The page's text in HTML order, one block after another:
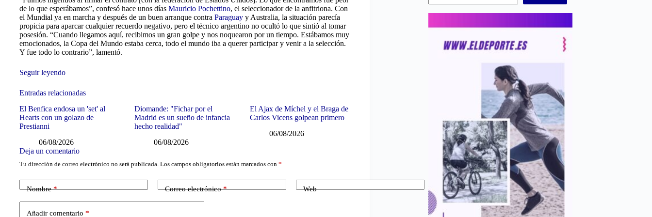
de lo que esperábamos”, confesó hace unos días Mauricio Pochettino, el seleccionador de la anfitriona. Con
el Mundial ya en marcha y después de un buen arranque contra Paraguay y Australia, la situación parecía
propicia para aparcar cualquier recuerdo negativo, pero el técnico argentino no ocultó lo que sintió al tomar
posesión. “Cuando llegamos aquí, recibimos un gran golpe y nos noquearon por un tiempo. Estábamos muy
emocionados, la Copa del Mundo estaba cerca, todo el mundo iba a querer participar y venir a la selección.
Y fue todo lo contrario”, lamentó.
Seguir leyendo
Entradas relacionadas
El Benfica endosa un 'set' al
Hearts con un golazo de
Prestianni
06/08/2026
Diomande: "Fichar por el
Madrid es un sueño de infancia
hecho realidad"
06/08/2026
El Ajax de Míchel y el Braga de
Carlos Vicens golpean primero
06/08/2026
Deja un comentario
Tu dirección de correo electrónico no será publicada. Los campos obligatorios están marcados con *
Nombre* Correo electrónico* Web
Añadir comentario *